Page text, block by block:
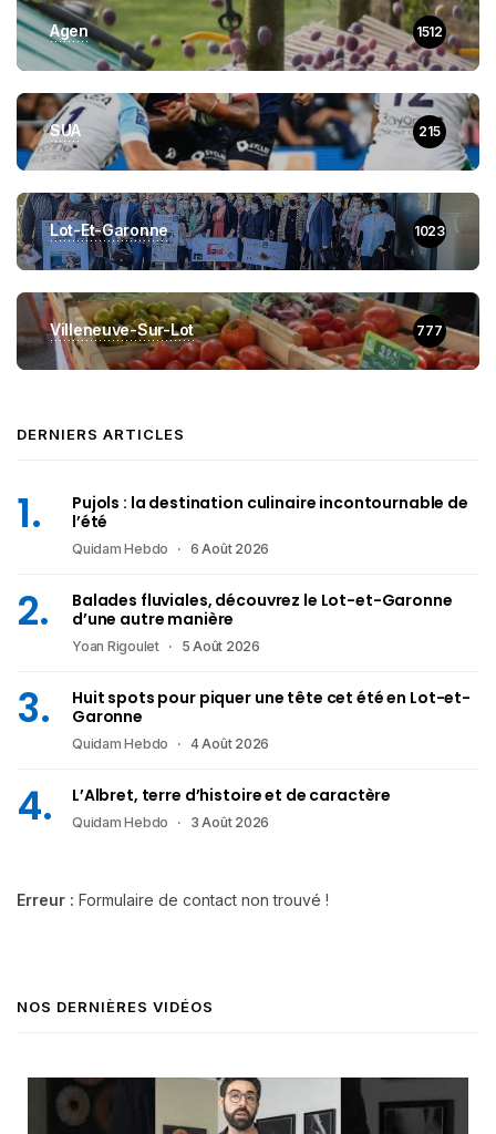
Agen 1512
SUA 215
Lot-Et-Garonne 1023
Villeneuve-Sur-Lot 777
DERNIERS ARTICLES
Pujols : la destination culinaire incontournable de
l’été
Quidam Hebdo 6 Août 2026
Balades fluviales, découvrez le Lot-et-Garonne
d’une autre manière
Yoan Rigoulet 5 Août 2026
Huit spots pour piquer une tête cet été en Lot-et-
Garonne
Quidam Hebdo 4 Août 2026
L’Albret, terre d’histoire et de caractère
Quidam Hebdo 3 Août 2026
Erreur : Formulaire de contact non trouvé !
NOS DERNIÈRES VIDÉOS